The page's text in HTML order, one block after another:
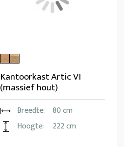
Kantoorkast Artic VI
(massief hout)
Breedte:
80 cm
Hoogte:
222 cm